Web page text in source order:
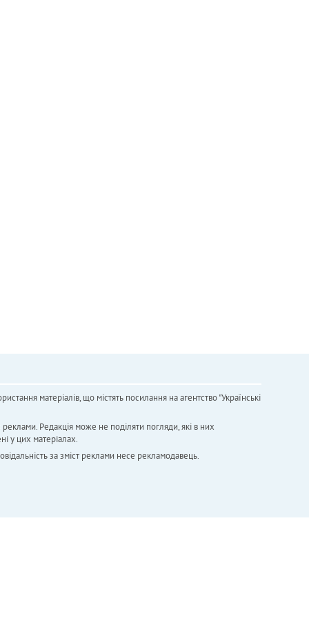
матеріалів, що містять посилання на агентство "Українськi
Редакція може не поділяти погляди, які в них
у цих матеріалах.
за зміст реклами несе рекламодавець.